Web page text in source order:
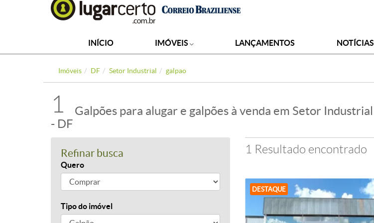
INÍCIO IMÓVEIS LANÇAMENTOS NOTÍCIAS
Imóveis DF Setor Industrial galpao
1
Galpões para alugar e galpões à venda em Setor Industrial
- DF
Refinar busca
Quero
Tipo do imóvel
1 Resultado encontrado
DESTAQUE